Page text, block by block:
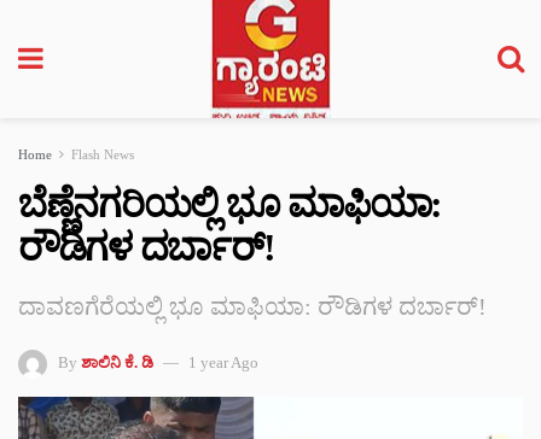
Home Flash News
ಬೆಣ್ಣೆನಗರಿಯಲ್ಲಿ ಭೂ ಮಾಫಿಯಾ:
ರೌಡಿಗಳ ದರ್ಬಾರ್!
ದಾವಣಗೆರೆಯಲ್ಲಿ ಭೂ ಮಾಫಿಯಾ: ರೌಡಿಗಳ ದರ್ಬಾರ್!
By ಶಾಲಿನಿ ಕೆ. ಡಿ 1 year Ago